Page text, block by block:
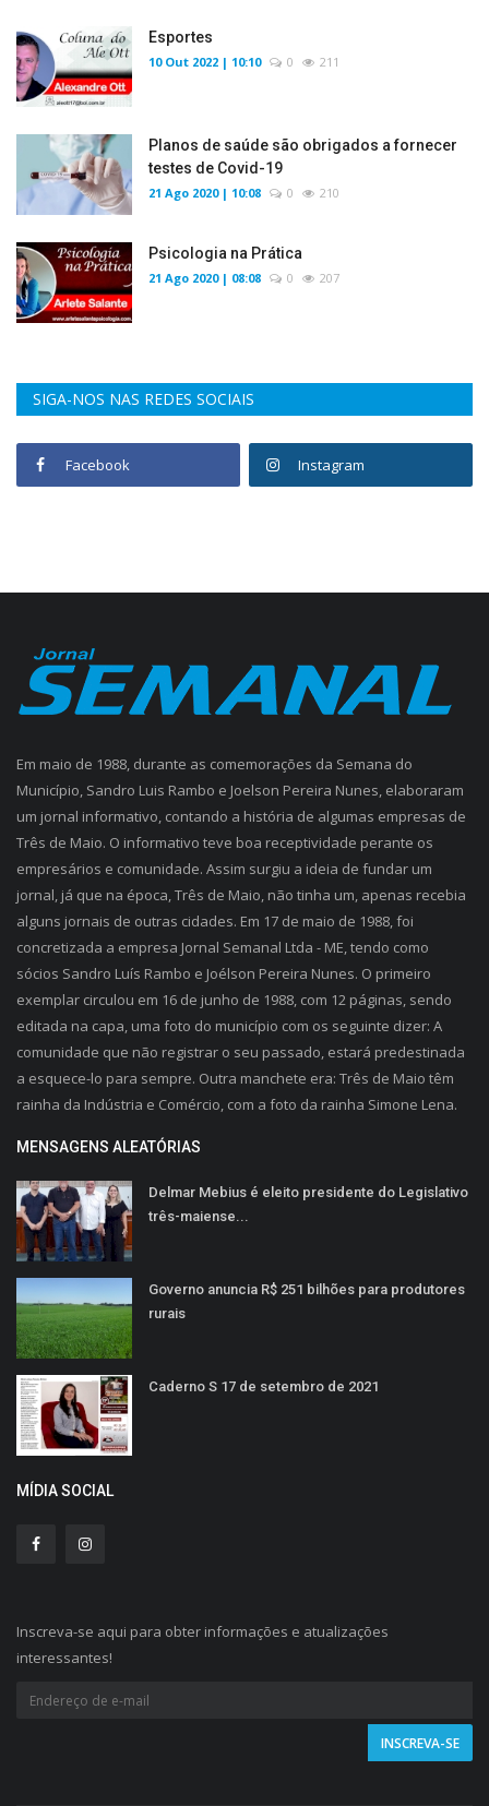
Esportes
10 Out 2022 | 10:10 0 211
Planos de saúde são obrigados a fornecer
testes de Covid-19
21 Ago 2020 | 10:08 0 210
Psicologia na Prática
21 Ago 2020 | 08:08 0 207
SIGA-NOS NAS REDES SOCIAIS
Facebook Instagram
Em maio de 1988, durante as comemorações da Semana do
Município, Sandro Luis Rambo e Joelson Pereira Nunes, elaboraram
um jornal informativo, contando a história de algumas empresas de
Três de Maio. O informativo teve boa receptividade perante os
empresários e comunidade. Assim surgiu a ideia de fundar um
jornal, já que na época, Três de Maio, não tinha um, apenas recebia
alguns jornais de outras cidades. Em 17 de maio de 1988, foi
concretizada a empresa Jornal Semanal Ltda - ME, tendo como
sócios Sandro Luís Rambo e Joélson Pereira Nunes. O primeiro
exemplar circulou em 16 de junho de 1988, com 12 páginas, sendo
editada na capa, uma foto do município com os seguinte dizer: A
comunidade que não registrar o seu passado, estará predestinada
a esquece-lo para sempre. Outra manchete era: Três de Maio têm
rainha da Indústria e Comércio, com a foto da rainha Simone Lena.
MENSAGENS ALEATÓRIAS
Delmar Mebius é eleito presidente do Legislativo
três-maiense...
Governo anuncia R$ 251 bilhões para produtores
rurais
Caderno S 17 de setembro de 2021
MÍDIA SOCIAL
Inscreva-se aqui para obter informações e atualizações
interessantes!